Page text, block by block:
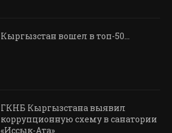
Кыргызстан вошел в топ-50…
ГКНБ Кыргызстана выявил
коррупционную схему в санатории
«Иссык-Ата»